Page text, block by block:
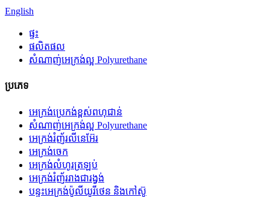
English
ផ្ទះ
ផលិតផល
សំណាញ់អេក្រង់ល្អ Polyurethane
ប្រភេទ
អេក្រង់ប្រេកង់ខ្ពស់ពហុជាន់
សំណាញ់អេក្រង់ល្អ Polyurethane
អេក្រង់រំញ័រលីនេអ៊ែរ
អេក្រង់ចេក
អេក្រង់​លំហូរ​ត្រឡប់
អេក្រង់រំញ័ររាងជារង្វង់
បន្ទះអេក្រង់ប៉ូលីយូរីថេន និងកៅស៊ូ